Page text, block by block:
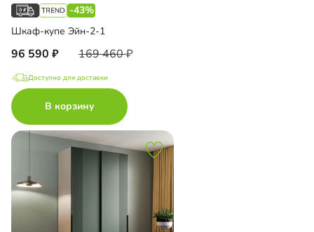
-43%
Шкаф-купе Эйн-2-1
96 590 169 460
Доступно для доставки
В корзину